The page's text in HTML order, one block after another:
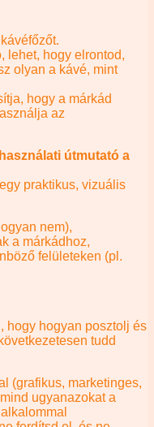
lehet, hogy elrontod,
olyan a kávé, mint
hogy a márkád
az
használati útmutató a
praktikus, vizuális
nem),
a márkádhoz,
felületeken (pl.
hogy hogyan posztolj és
tudd
(grafikus, marketinges,
ugyanazokat a